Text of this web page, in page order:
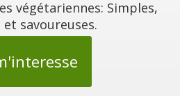
végétariennes: Simples,
savoureuses.